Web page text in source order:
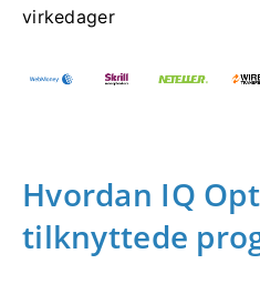
virkedager
Hvordan IQ
tilknyttede